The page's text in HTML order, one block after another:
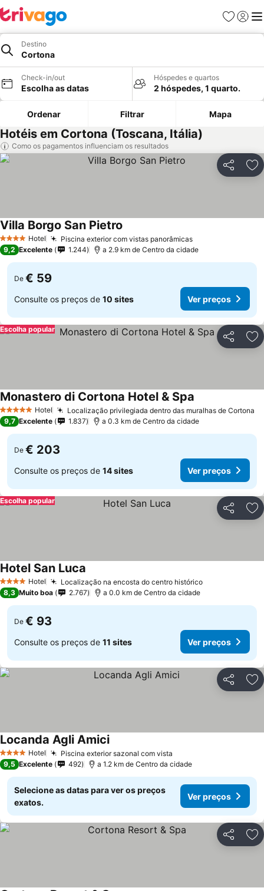
Favoritos
Iniciar
Destino
Cortona
Check-in/out
Escolha as datas
Hóspedes e quartos
2 hóspedes, 1 quarto.
Ordenar Filtrar Mapa
Hotéis em Cortona (Toscana, Itália)
Como os pagamentos influenciam os resultados
Partilhar
4 EstrelasHotel Piscina exterior com vistas panorâmicas
Villa Borgo San Pietro
9,2 Excelente 1.244 a 2.9 km de Centro da cidade
De € 59
Consulte os preços de 10 sites Ver preços
Partilhar
Escolha popular
5 Estrelas Hotel Localização privilegiada dentro das muralhas de Cortona
Monastero di Cortona Hotel & Spa
9,7 Excelente 1.837 a 0.3 km de Centro da cidade
De € 203
Consulte os preços de 14 sites Ver preços
Partilhar
Escolha popular
4 EstrelasHotel Localização na encosta do centro histórico
Hotel San Luca
8,3 Muito boa 2.767 a 0.0 km de Centro da cidade
De € 93
Consulte os preços de 11 sites Ver preços
Partilhar
4 EstrelasHotel Piscina exterior sazonal com vista
Locanda Agli Amici
9,5 Excelente 492 a 1.2 km de Centro da cidade
Selecione as datas para ver os preços
exatos.
Ver preços
Partilhar